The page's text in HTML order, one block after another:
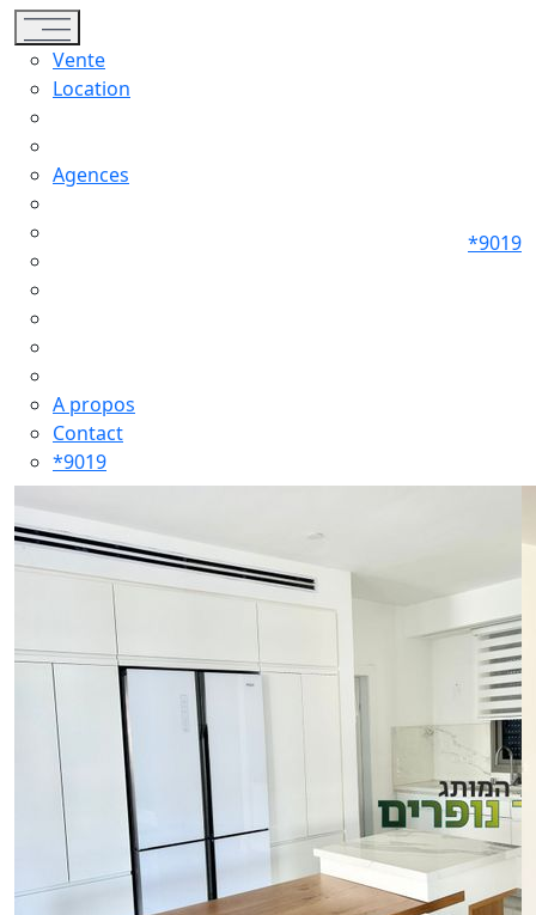
Toggle navigation
Vente
Location
Agences
A propos
Contact
*9019
*9019